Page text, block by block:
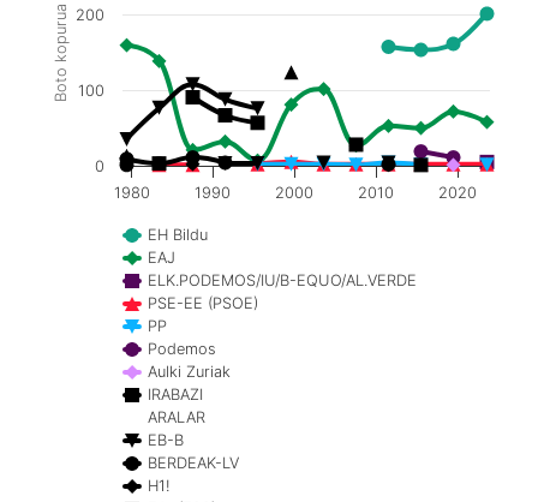
Boto kopurua
EH Bildu
EAJ
ELK.PODEMOS/IU/B-EQUO/AL.VERDE
PSE-EE (PSOE)
PP
Podemos
Aulki Zuriak
IRABAZI
ARALAR
EB-B
BERDEAK-LV
H1!
1980 1990 2000 2010 2020
0
100
200